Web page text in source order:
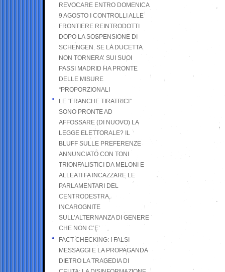
REVOCARE ENTRO DOMENICA
9 AGOSTO I CONTROLLI ALLE
FRONTIERE REINTRODOTTI
DOPO LA SOSPENSIONE DI
SCHENGEN. SE LA DUCETTA
NON TORNERA’ SUI SUOI
PASSI MADRID HA PRONTE
DELLE MISURE
“PROPORZIONALI
LE “FRANCHE TIRATRICI”
SONO PRONTE AD
AFFOSSARE (DI NUOVO) LA
LEGGE ELETTORALE? IL
BLUFF SULLE PREFERENZE
ANNUNCIATO CON TONI
TRIONFALISTICI DA MELONI E
ALLEATI FA INCAZZARE LE
PARLAMENTARI DEL
CENTRODESTRA,
INCAROGNITE
SULL’ALTERNANZA DI GENERE
CHE NON C’E’
FACT-CHECKING: I FALSI
MESSAGGI E LA PROPAGANDA
DIETRO LA TRAGEDIA DI